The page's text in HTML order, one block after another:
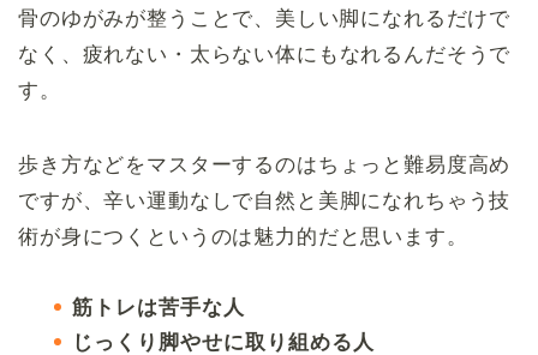
骨のゆがみが整うことで、美しい脚になれるだけで
なく、疲れない・太らない体にもなれるんだそうで
す。
歩き方などをマスターするのはちょっと難易度高め
ですが、辛い運動なしで自然と美脚になれちゃう技
術が身につくというのは魅力的だと思います。
筋トレは苦手な人
じっくり脚やせに取り組める人